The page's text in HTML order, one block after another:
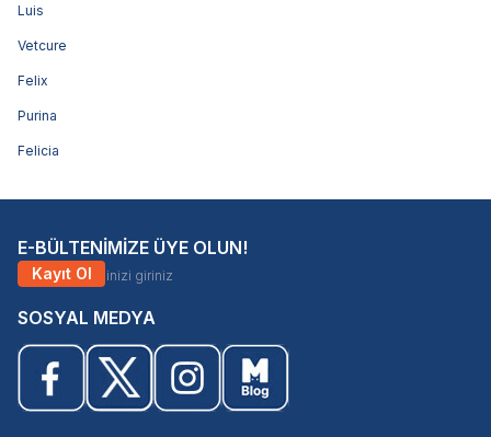
Luis
Vetcure
Felix
Purina
Felicia
E-BÜLTENİMİZE ÜYE OLUN!
Kayıt Ol
SOSYAL MEDYA